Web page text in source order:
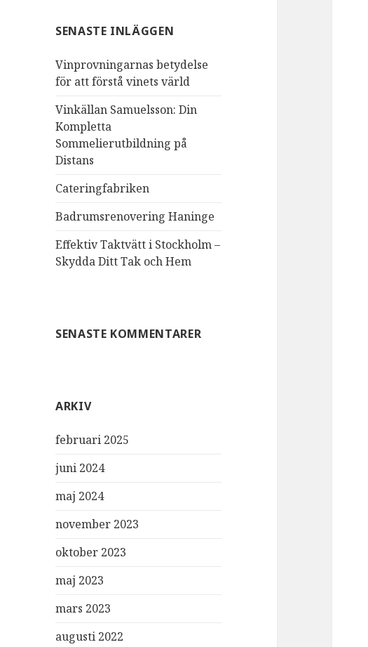
SENASTE INLÄGGEN
Vinprovningarnas betydelse
för att förstå vinets värld
Vinkällan Samuelsson: Din
Kompletta
Sommelierutbildning på
Distans
Cateringfabriken
Badrumsrenovering Haninge
Effektiv Taktvätt i Stockholm –
Skydda Ditt Tak och Hem
SENASTE KOMMENTARER
ARKIV
februari 2025
juni 2024
maj 2024
november 2023
oktober 2023
maj 2023
mars 2023
augusti 2022